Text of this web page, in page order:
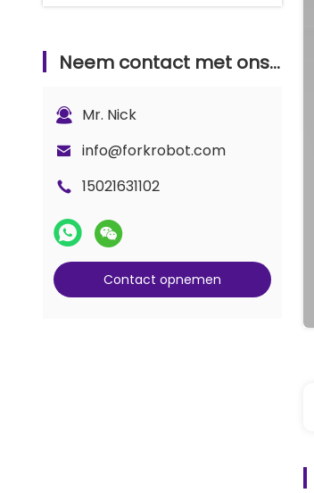
Neem contact met ons op
Mr. Nick
info@forkrobot.com
15021631102
Contact opnemen